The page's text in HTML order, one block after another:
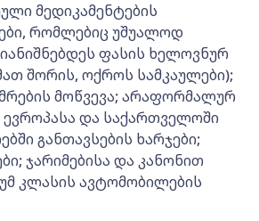
მედიკამენტების
რომლებიც უშუალოდ
ფასის ხელოვნურ
შორის, ოქროს სამკაულები);
მოწვევა; არაფორმალურ
ევროპასა და საქართველოში
განთავსების ხარჯები;
ჯარიმებისა და კანონით
კლასის ავტომობილების